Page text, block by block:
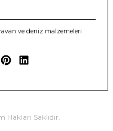
Saklıdır.